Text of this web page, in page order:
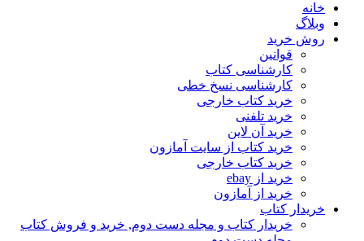
خانه
وبلاگ
روش خرید
قوانین
کارشناسی کتاب
کارشناسی نسخ خطی
خرید کتاب خارجی
خرید تلفنی
خرید آن لاین
خرید کتاب از سایت آمازون
خرید کتاب خارجی
خرید از ebay
خرید از آمازون
خریدار کتاب
خریدار کتاب و مجله دست دوم, خرید و فروش کتاب